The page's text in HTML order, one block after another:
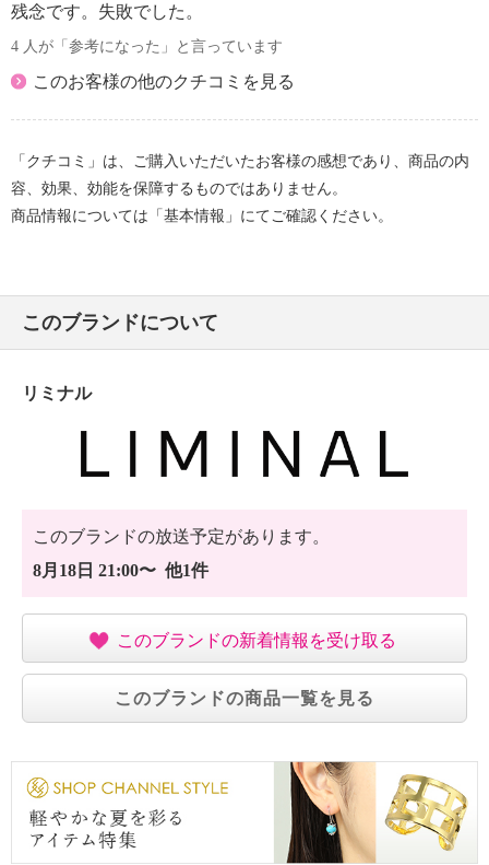
ット使用
＜サンドベージュ、ダークネイビー＞無蛍光洗剤使用
【原産国（地）】
・中国製
残念です。失敗でした。
4 人が「参考になった」と言っています
このお客様の他のクチコミを見る
「クチコミ」は、ご購入いただいたお客様の感想であり、商品の内
容、効果、効能を保障するものではありません。
商品情報については「基本情報」にてご確認ください。
このブランドについて
リミナル
このブランドの放送予定があります。
8月18日 21:00〜 他1件
このブランドの新着情報を受け取る
このブランドの商品一覧を見る